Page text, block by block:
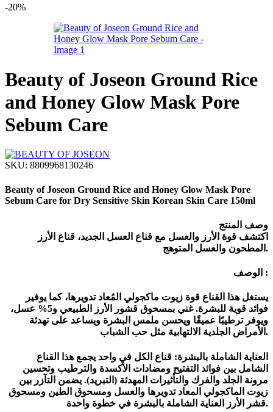
-20%
Beauty of Joseon Ground Rice
and Honey Glow Mask Pore
Sebum Care
SKU: 8809968130246
Beauty of Joseon Ground Rice and Honey Glow Mask Pore
Sebum Care for Dry Sensitive Skin Korean Skin Care 150ml
وصف المنتج
اكتشف قوة الأرز والعسل مع قناع العسل الجديد، قناع الأرز
المطحون والعسل المتوهج.
الوصف :
يستغل هذا القناع قوة زيوت ماكجولي المُعاد تدويرها، كما يوفير
فوائد قوية للبشرة. غني بمسحوق قشور الأرز الطبيعي و5% عسل،
ويوفر ترطيبًا عميقًا ويحسن ملمس البشرة ويساعد على تهدئة
الأمراض الجلدية الالتهابية مثل حب الشباب.
العناية الشاملة بالبشرة: قناع الكل في واحد يجمع هذا القناع
الشامل بين فوائد التفتيح ومضادات الأكسدة والترطيب وتحسين
مرونة الجلد والفرك والتأثيرات المهدئة (التبريد). يضمن التآزر بين
زيوت الماكجولي المعاد تدويرها والعسل ومسحوق الطين ومسحوق
قشر الأرز العناية الشاملة بالبشرة في خطوة واحدة.